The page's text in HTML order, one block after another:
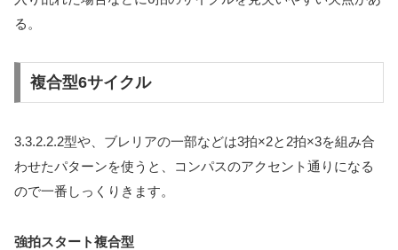
る。
複合型6サイクル
3.3.2.2.2型や、ブレリアの一部などは3拍×2と2拍×3を組み合
わせたパターンを使うと、コンパスのアクセント通りになる
ので一番しっくりきます。
強拍スタート複合型